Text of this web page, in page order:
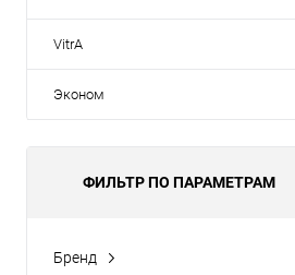
VitrA
Эконом
ФИЛЬТР ПО ПАРАМЕТРАМ
Бренд